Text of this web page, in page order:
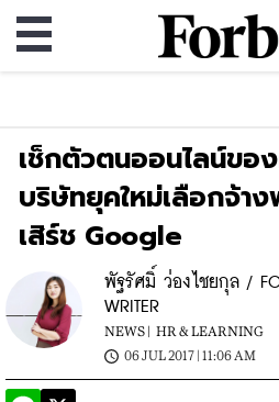
เช็กตัวตนออนไลน์ขอ
บริษัทยุคใหม่เลือกจ้า
เสิร์ช Google
พัฐรัศมิ์ ว่องไชยกุล /
WRITER
NEWS |
HR & LEARNING
06 JUL 2017 | 11:06 AM